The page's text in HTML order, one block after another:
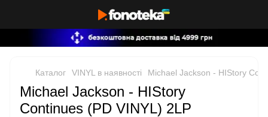
Каталог VINYL в наявності Michael Jackson - HIStory
Michael Jackson - HIStory
Continues (PD VINYL) 2LP